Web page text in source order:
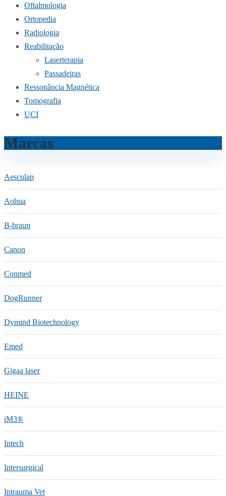
Oftalmologia
Ortopedia
Radiologia
Reabilitação
Laserterapia
Passadeiras
Ressonância Magnética
Tomografia
UCI
Marcas
Aesculap
Aohua
B-braun
Canon
Conmed
DogRunner
Dymind Biotechnology
Emed
Gigaa laser
HEINE
iM3®️
Intech
Intersurgical
Intrauma Vet